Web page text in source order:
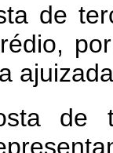
de
de